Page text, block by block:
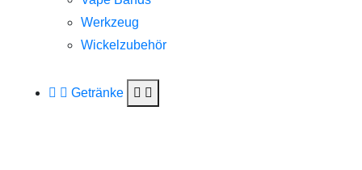
Werkzeug
Wickelzubehör
Getränke